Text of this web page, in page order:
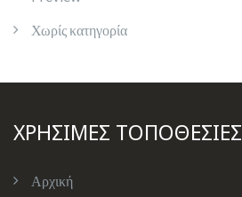
Χωρίς κατηγορία
ΧΡΗΣΙΜΕΣ ΤΟΠΟΘΕΣΙΕΣ
Αρχική